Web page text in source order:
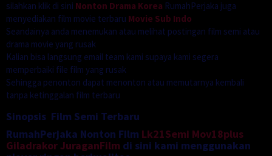
silahkan klik di sini Nonton Drama Korea RumahPerjaka juga
menyediakan film movie terbaru Movie Sub Indo
Seandainya anda menemukan atau melihat postingan film semi atau
drama movie yang rusak
Kalian bisa langsung email team kami supaya kami segera
memperbaiki file film yang rusak
Sehingga penonton dapat menonton atau memutarnya kembali
tanpa ketinggalan film terbaru
Sinopsis Film Semi Terbaru
RumahPerjaka Nonton Film Lk21Semi Mov18plus
Giladrakor JuraganFilm di sini kami menggunakan